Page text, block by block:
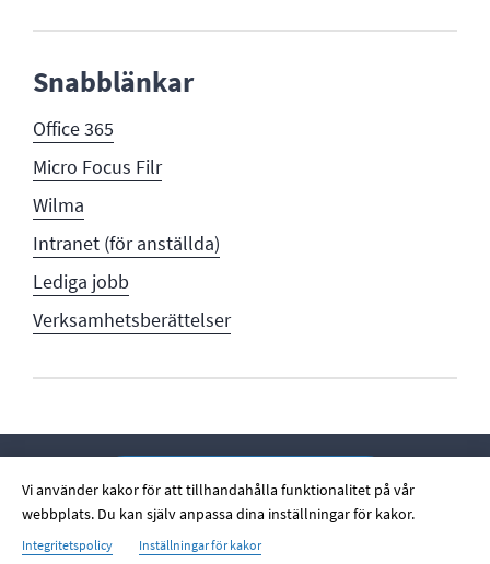
Snabblänkar
Office 365
Micro Focus Filr
Wilma
Intranet (för anställda)
Lediga jobb
Verksamhetsberättelser
Lämna feedback på sidan
Vi använder kakor för att tillhandahålla funktionalitet på vår
webbplats. Du kan själv anpassa dina inställningar för kakor.
Integritetspolicy Inställningar för kakor